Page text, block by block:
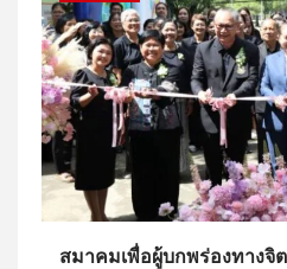
สมาคมเพื่อผู้บกพร่องทางจิ